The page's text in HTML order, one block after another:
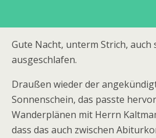
Gute Nacht, unterm Strich, auch
ausgeschlafen.
Draußen wieder der
Sonnenschein, das passte
Wanderplänen mit Herrn
dass das auch zwischen